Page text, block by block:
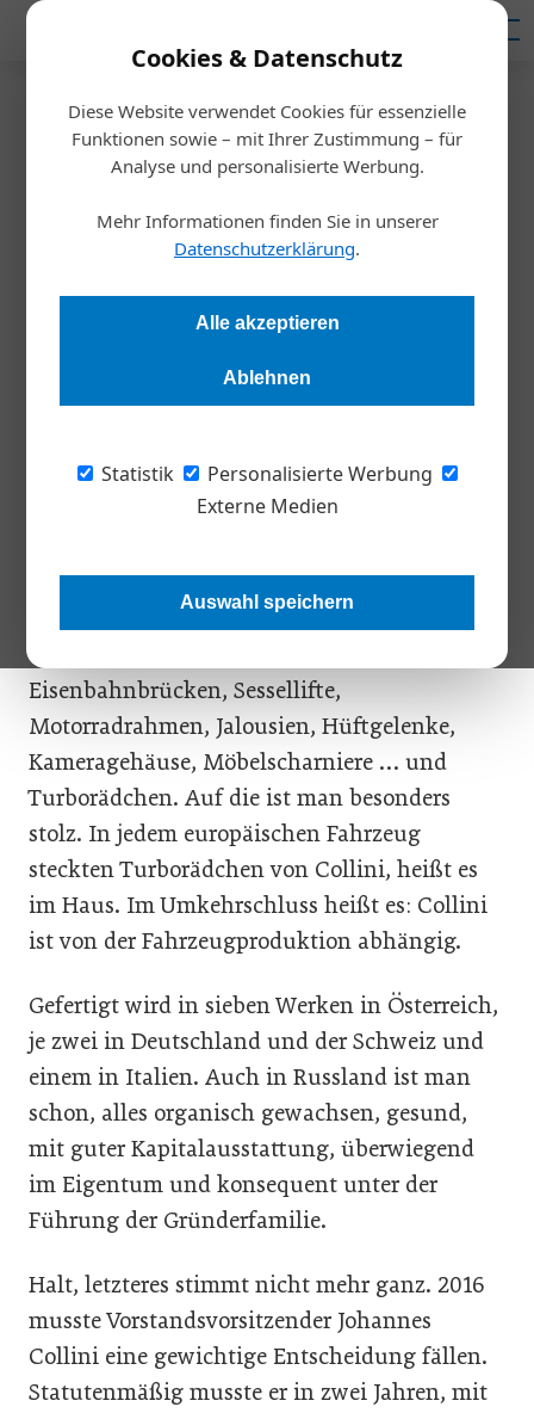
Cookies & Datenschutz
Diese Website verwendet Cookies für essenzielle
Funktionen sowie – mit Ihrer Zustimmung – für
Analyse und personalisierte Werbung.
Mehr Informationen finden Sie in unserer
Datenschutzerklärung.
Alle akzeptieren
Ablehnen
Statistik
Personalisierte Werbung
Externe Medien
Auswahl speichern
Startseite/Weltmarktführer
Mit den Kunden wachsen
Redaktion 10.09.2020, 13:40 Uhr
Peter Puschkarski ist ein Brückenbauer. Er leitet den
Gründers so weit sind. Wie er die Expansion des
Weltmarktführers vorantreibt und wie sich Corona auswirkt.
1928 eröffnete der TrentinerDamian ­Collini
Hohenems das erste Chrombad Österreichs.
einen Weltmarktführer legte? Heute veredeln
Collinis Erben jede Oberfläche. Vom winzigen
Uhrzeiger bis zum riesigen Flugzeughangar.
Eisenbahnbrücken, Sessellifte,
Motorradrahmen, Jalousien, Hüftgelenke,
Kameragehäuse, Möbelscharniere … und
Turborädchen. Auf die ist man besonders
stolz. In jedem europäischen Fahrzeug
steckten Turborädchen von Collini, heißt es
im Haus. Im Umkehrschluss heißt es: Collini
ist von der Fahrzeugproduktion abhängig.
Gefertigt wird in sieben Werken in Österreich,
je zwei in Deutschland und der Schweiz und
einem in Italien. Auch in Russland ist man
schon, alles organisch gewachsen, gesund,
mit guter Kapitalausstattung, überwiegend
im Eigentum und konsequent unter der
Führung der Gründerfamilie.
Halt, letzteres stimmt nicht mehr ganz. 2016
musste Vorstandsvorsitzender Johannes
Collini eine gewichtige Entscheidung fällen.
Statutenmäßig musste er in zwei Jahren, mit